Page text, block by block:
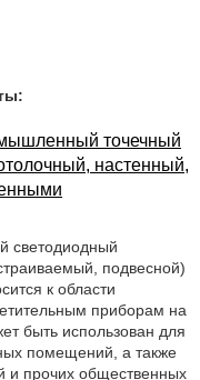
точечный
настенный,
светодиодный
подвесной)
к области
приборам на
быть использован для
помещений, а также
и прочих общественных